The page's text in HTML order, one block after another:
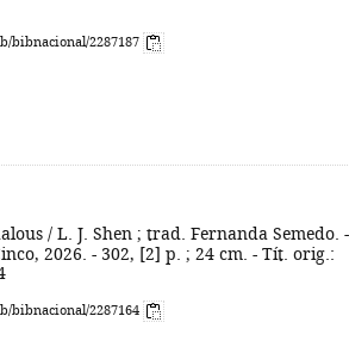
bibnacional/2287187
/ L. J. Shen ; trad. Fernanda Semedo. -
2026. - 302, [2] p. ; 24 cm. - Tít. orig.:
bibnacional/2287164